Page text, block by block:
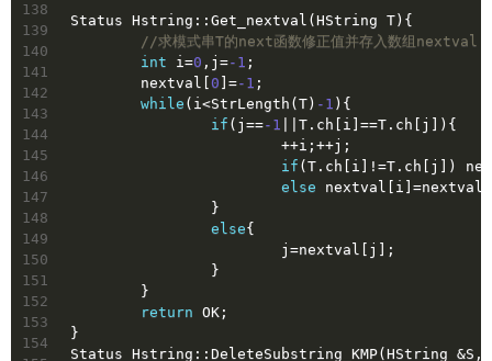
138
139
140
141
142
143
144
145
146
147
148
149
150
151
152
153
154
Status Hstring::Get_nextval(HString T){
//求模式串T的next函数修正值并存入数组nextval
int i=0 ,j=-1 ;
	nextval[
0 ]=-1 ;
while (i<StrLength(T) -1 ){
if (j==-1 ||T.ch[i]==T.ch[j]){
			++i;++j;
if (T.ch[i]!=T.ch[j])
else
		}
else{
			j=nextval[j];
		}
	}
return OK;
}
Status Hstring::DeleteSubstring_KMP(HString